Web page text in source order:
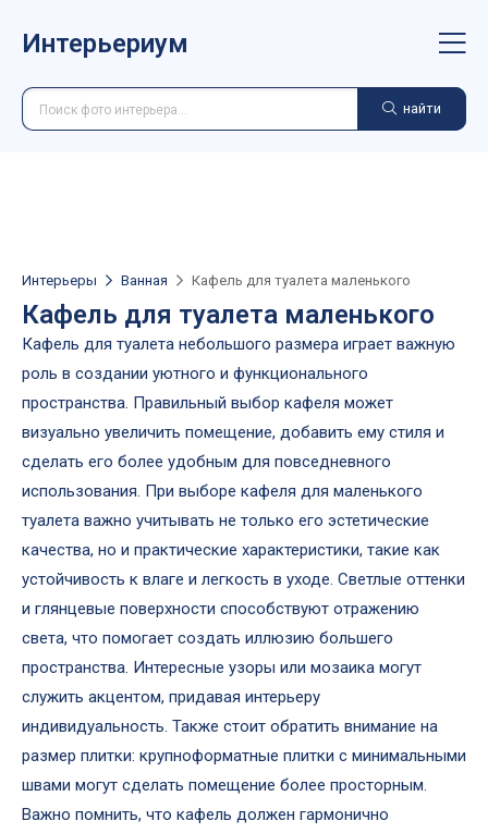
Интерьериум
найти
Интерьеры Ванная Кафель для туалета маленького
Кафель для туалета маленького
Кафель для туалета небольшого размера играет важную
роль в создании уютного и функционального
пространства. Правильный выбор кафеля может
визуально увеличить помещение, добавить ему стиля и
сделать его более удобным для повседневного
использования. При выборе кафеля для маленького
туалета важно учитывать не только его эстетические
качества, но и практические характеристики, такие как
устойчивость к влаге и легкость в уходе. Светлые оттенки
и глянцевые поверхности способствуют отражению
света, что помогает создать иллюзию большего
пространства. Интересные узоры или мозаика могут
служить акцентом, придавая интерьеру
индивидуальность. Также стоит обратить внимание на
размер плитки: крупноформатные плитки с минимальными
швами могут сделать помещение более просторным.
Важно помнить, что кафель должен гармонично